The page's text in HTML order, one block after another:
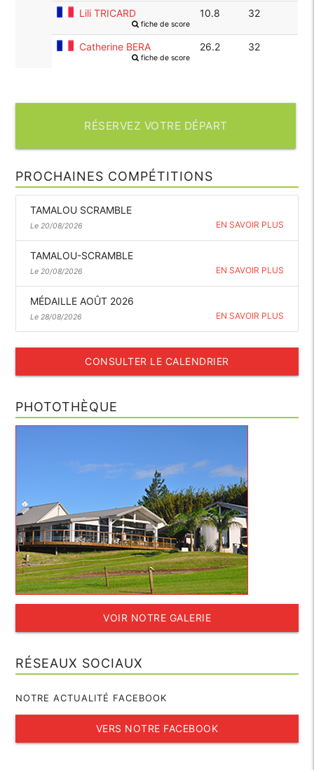
Lili TRICARD
fiche de score
10.8 32
Catherine BERA
fiche de score
26.2 32
RÉSERVEZ VOTRE DÉPART
PROCHAINES COMPÉTITIONS
TAMALOU SCRAMBLE
Le 20/08/2026 EN SAVOIR PLUS
TAMALOU-SCRAMBLE
Le 20/08/2026 EN SAVOIR PLUS
MÉDAILLE AOÛT 2026
Le 28/08/2026 EN SAVOIR PLUS
CONSULTER LE CALENDRIER
PHOTOTHÈQUE
VOIR NOTRE GALERIE
RÉSEAUX SOCIAUX
NOTRE ACTUALITÉ FACEBOOK
VERS NOTRE FACEBOOK